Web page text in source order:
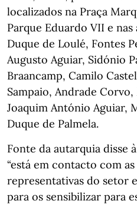
localizados na Praça
Parque Eduardo VII e
Duque de Loulé, Fontes
Augusto Aguiar, Sidónio
Braancamp, Camilo
Sampaio, Andrade
Joaquim António Aguiar,
Duque de Palmela.
Fonte da autarquia disse
“está em contacto com
representativas do setor
para os sensibilizar para